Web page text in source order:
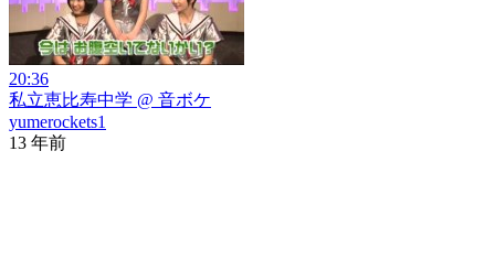
20:36
私立恵比寿中学 @ 音ボケ
yumerockets1
13 年前